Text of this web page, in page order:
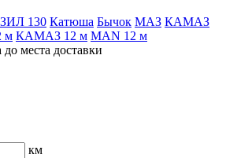
ЗИЛ 130 Катюша Бычок МАЗ КАМАЗ
м КАМАЗ 12 м MAN 12 м
места доставки
км